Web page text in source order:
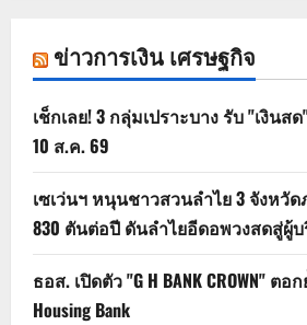
ข่าวการเงิน เศรษฐกิจ
เช็กเลย! 3 กลุ่มเปราะบาง รับ "เงิน
10 ส.ค. 69
เซเว่นฯ หนุนชาวสวนลำไย 3 จังหวั
830 ตันต่อปี ดันลำไยอีดอพวงสดสู่ผู้
ธอส. เปิดตัว "G H BANK CROWN" ต
Housing Bank